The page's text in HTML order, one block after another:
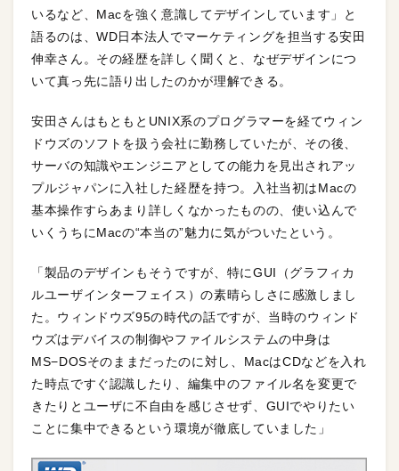
いるなど、Macを強く意識してデザインしています」と
語るのは、WD日本法人でマーケティングを担当する安田
伸幸さん。その経歴を詳しく聞くと、なぜデザインにつ
いて真っ先に語り出したのかが理解できる。
安田さんはもともとUNIX系のプログラマーを経てウィン
ドウズのソフトを扱う会社に勤務していたが、その後、
サーバの知識やエンジニアとしての能力を見出されアッ
プルジャパンに入社した経歴を持つ。入社当初はMacの
基本操作すらあまり詳しくなかったものの、使い込んで
いくうちにMacの“本当の”魅力に気がついたという。
「製品のデザインもそうですが、特にGUI（グラフィカ
ルユーザインターフェイス）の素晴らしさに感激しまし
た。ウィンドウズ95の時代の話ですが、当時のウィンド
ウズはデバイスの制御やファイルシステムの中身は
MS−DOSそのままだったのに対し、MacはCDなどを入れ
た時点ですぐ認識したり、編集中のファイル名を変更で
きたりとユーザに不自由を感じさせず、GUIでやりたい
ことに集中できるという環境が徹底していました」